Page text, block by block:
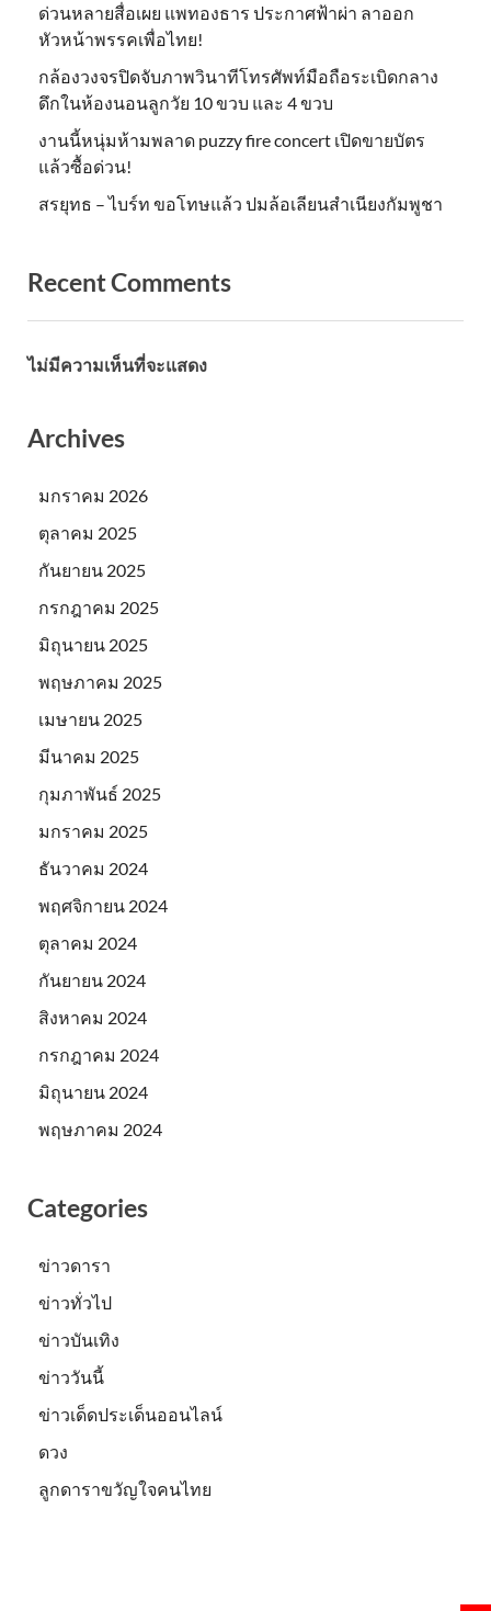
ด่วนหลายสื่อเผย แพทองธาร ประกาศฟ้าผ่า ลาออก
หัวหน้าพรรคเพื่อไทย!
กล้องวงจรปิดจับภาพวินาทีโทรศัพท์มือถือระเบิดกลาง
ดึกในห้องนอนลูกวัย 10 ขวบ และ 4 ขวบ
งานนี้หนุ่มห้ามพลาด puzzy fire concert เปิดขายบัตร
แล้วซื้อด่วน!
สรยุทธ – ไบร์ท ขอโทษแล้ว ปมล้อเลียนสำเนียงกัมพูชา
Recent Comments
ไม่มีความเห็นที่จะแสดง
Archives
มกราคม 2026
ตุลาคม 2025
กันยายน 2025
กรกฎาคม 2025
มิถุนายน 2025
พฤษภาคม 2025
เมษายน 2025
มีนาคม 2025
กุมภาพันธ์ 2025
มกราคม 2025
ธันวาคม 2024
พฤศจิกายน 2024
ตุลาคม 2024
กันยายน 2024
สิงหาคม 2024
กรกฎาคม 2024
มิถุนายน 2024
พฤษภาคม 2024
Categories
ข่าวดารา
ข่าวทั่วไป
ข่าวบันเทิง
ข่าววันนี้
ข่าวเด็ดประเด็นออนไลน์
ดวง
ลูกดาราขวัญใจคนไทย